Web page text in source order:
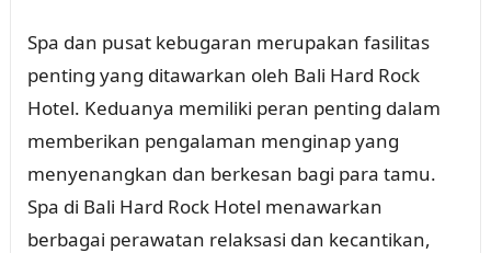
Spa dan pusat kebugaran merupakan fasilitas
penting yang ditawarkan oleh Bali Hard Rock
Hotel. Keduanya memiliki peran penting dalam
memberikan pengalaman menginap yang
menyenangkan dan berkesan bagi para tamu.
Spa di Bali Hard Rock Hotel menawarkan
berbagai perawatan relaksasi dan kecantikan,